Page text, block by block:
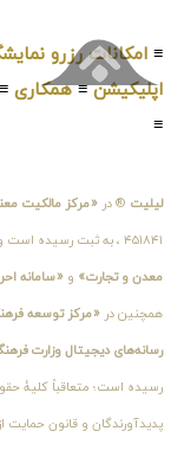
≡ امکانات رزرو
اپلیکیشن≡همکاری ≡
≡
لیلیت ® در «مرکز مالکیت
۴۵۱۸۴۱ ، به ثبت رسیده است و در
معدن و تجارت» و «سامانه
همچنین در «مرکز توسعه
رسانه‌های دیجیتال وزارت
رسیده است؛ متعاقباً کلیهٔ
پدیدآورندگان و قانون حمایت